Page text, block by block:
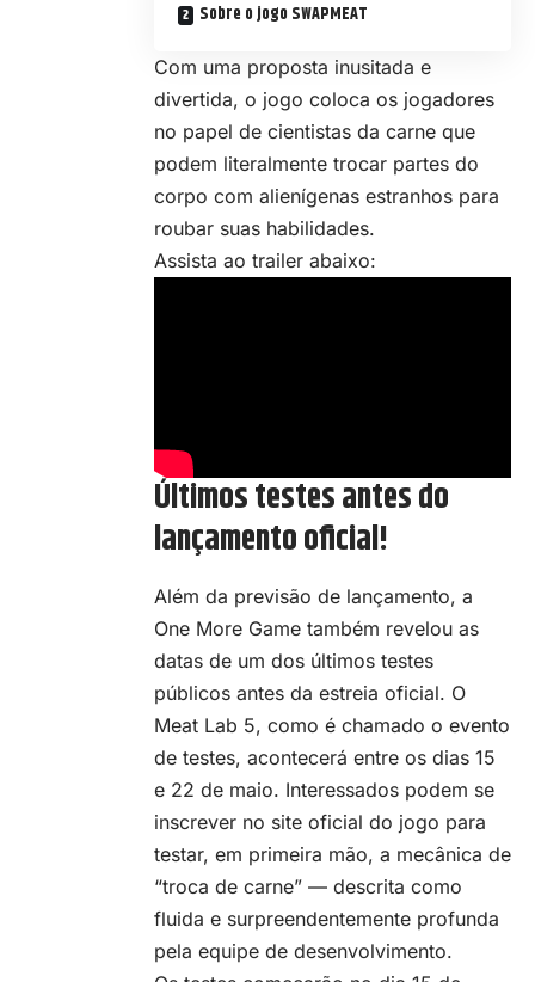
Sobre o jogo SWAPMEAT
Com uma proposta inusitada e
divertida, o jogo coloca os jogadores
no papel de cientistas da carne que
podem literalmente trocar partes do
corpo com alienígenas estranhos para
roubar suas habilidades.
Assista ao trailer abaixo:
Últimos testes antes do
lançamento oficial!
Além da previsão de lançamento, a
One More Game também revelou as
datas de um dos últimos testes
públicos antes da estreia oficial. O
Meat Lab 5, como é chamado o evento
de testes, acontecerá entre os dias 15
e 22 de maio. Interessados podem se
inscrever no site oficial do jogo para
testar, em primeira mão, a mecânica de
“troca de carne” — descrita como
fluida e surpreendentemente profunda
pela equipe de desenvolvimento.